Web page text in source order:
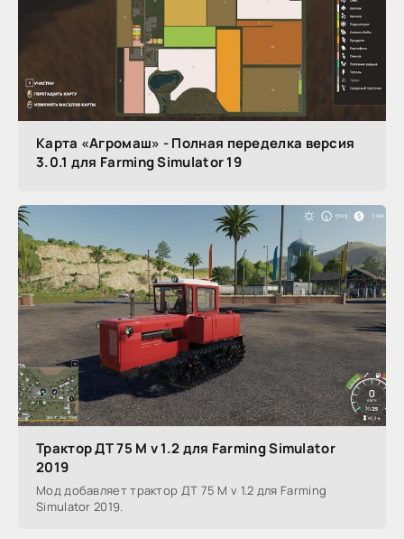
Карта «Агромаш» - Полная переделка версия
3.0.1 для Farming Simulator 19
Трактор ДТ 75 М v 1.2 для Farming Simulator
2019
Мод добавляет трактор ДТ 75 М v 1.2 для Farming
Simulator 2019.